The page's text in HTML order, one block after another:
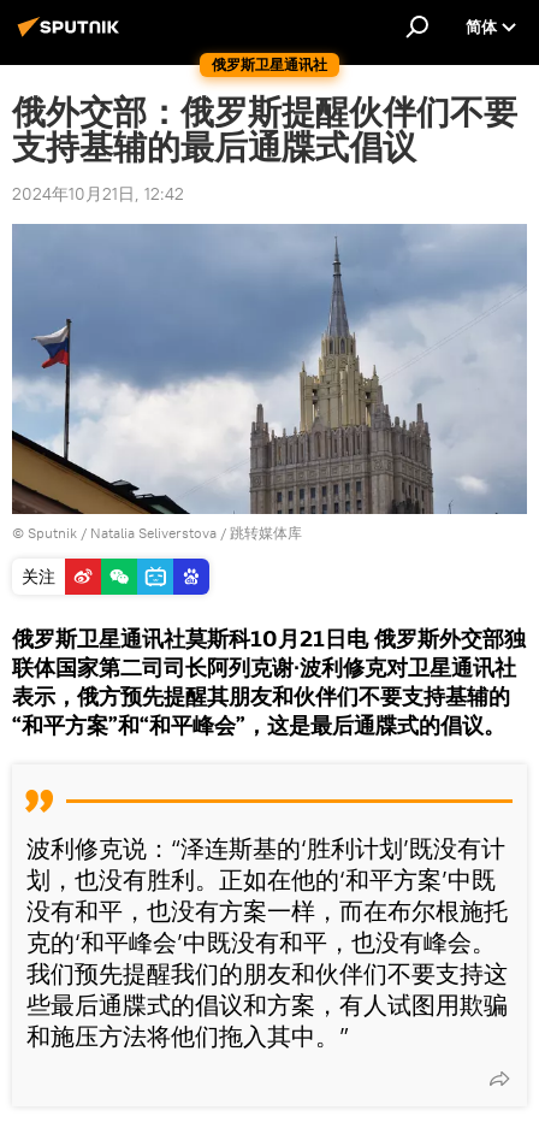
俄罗斯卫星通讯社
简体
俄外交部：俄罗斯提醒伙伴们不要
支持基辅的最后通牒式倡议
2024年10月21日, 12:42
© Sputnik / Natalia Seliverstova / 跳转媒体库
关注
俄罗斯卫星通讯社莫斯科10月21日电 俄罗斯外交部独
联体国家第二司司长阿列克谢∙波利修克对卫星通讯社
表示，俄方预先提醒其朋友和伙伴们不要支持基辅的
“和平方案”和“和平峰会”，这是最后通牒式的倡议。
波利修克说：“泽连斯基的‘胜利计划’既没有计
划，也没有胜利。正如在他的‘和平方案’中既
没有和平，也没有方案一样，而在布尔根施托
克的‘和平峰会’中既没有和平，也没有峰会。
我们预先提醒我们的朋友和伙伴们不要支持这
些最后通牒式的倡议和方案，有人试图用欺骗
和施压方法将他们拖入其中。”